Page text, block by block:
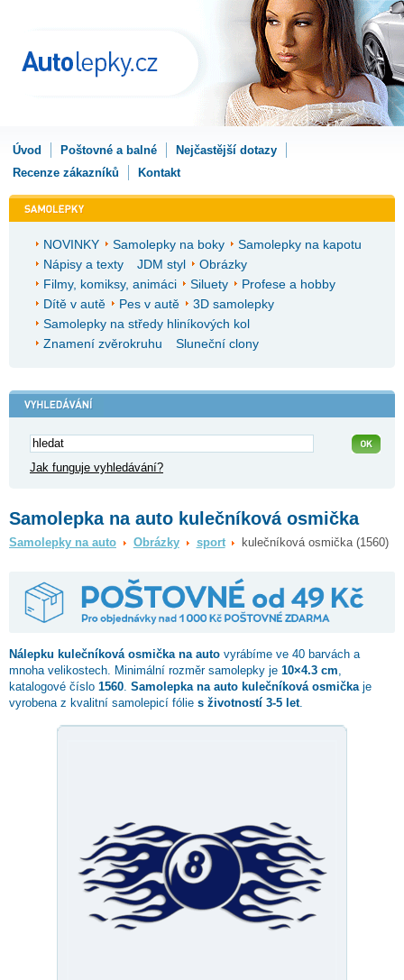
Úvod Poštovné a balné
Nejčastější dotazy
Recenze zákazníků
Kontakt
NOVINKY Samolepky na boky
Samolepky na kapotu
Nápisy a texty
JDM styl
Obrázky
Filmy, komiksy, animáci
Siluety
Profese a hobby
Dítě v autě
Pes v autě
3D samolepky
Samolepky na středy hliníkových kol
Znamení zvěrokruhu
Sluneční clony
Jak funguje vyhledávání?
Samolepka na auto kulečníková osmička
Samolepky na auto Obrázky sport kulečníková osmička (1560)
Nálepku kulečníková osmička na auto vyrábíme ve 40 barvách a
mnoha velikostech. Minimální rozměr samolepky je 10×4.3 cm
katalogové číslo 1560 Samolepka na auto kulečníková osmička je
vyrobena z kvalitní samolepicí fólie s životností 3-5 let.